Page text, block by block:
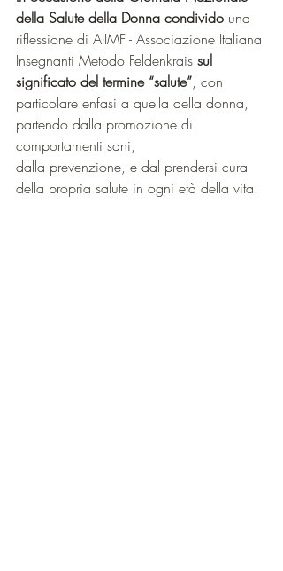
della Salute della Donna condivido una
riflessione di AIIMF - Associazione Italiana
Insegnanti Metodo Feldenkrais sul
significato del termine “salute”, con
particolare enfasi a quella della donna,
partendo dalla promozione di
comportamenti sani,
dalla prevenzione, e dal prendersi cura
della propria salute in ogni età della vita.